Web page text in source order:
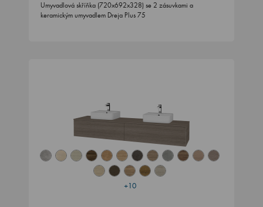
Umyvadlová skříňka (720x692x328) se 2 zásuvkami a
keramickým umyvadlem Dreja Plus 75
+10